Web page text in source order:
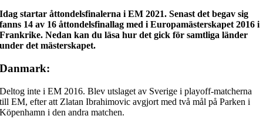
Idag startar åttondelsfinalerna i EM 2021. Senast det begav sig
fanns 14 av 16 åttondelsfinallag med i Europamästerskapet 2016 i
Frankrike. Nedan kan du läsa hur det gick för samtliga länder
under det mästerskapet.
Danmark:
Deltog inte i EM 2016. Blev utslaget av Sverige i playoff-matcherna
till EM, efter att Zlatan Ibrahimovic avgjort med två mål på Parken i
Köpenhamn i den andra matchen.